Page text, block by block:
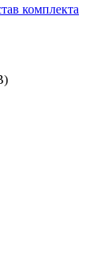
комплекта